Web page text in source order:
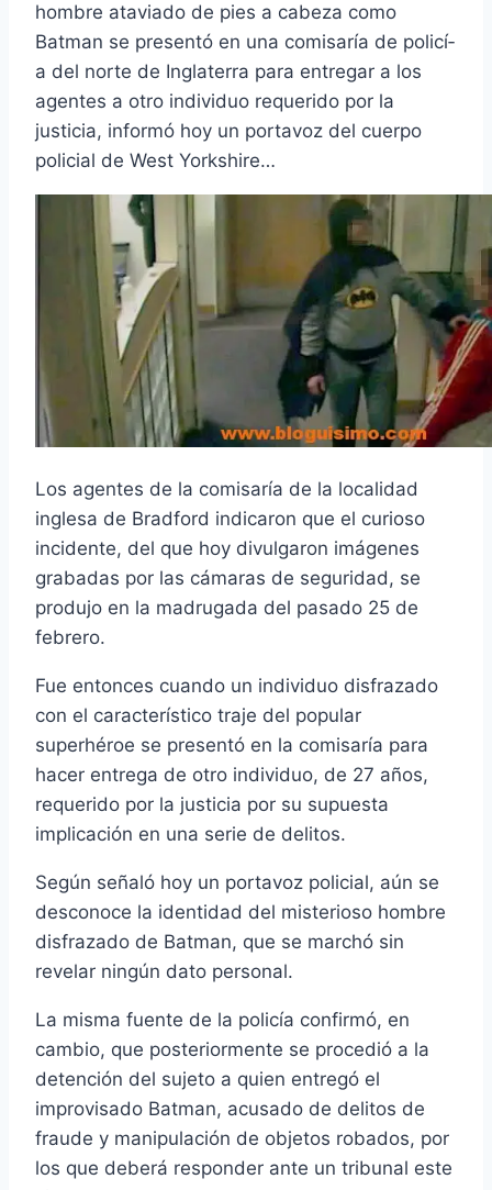
hombre ataviado de pies a cabeza como
Batman se presentó en una comisarí­a de policí­
a del norte de Inglaterra para entregar a los
agentes a otro individuo requerido por la
justicia, informó hoy un portavoz del cuerpo
policial de West Yorkshire…
Los agentes de la comisarí­a de la localidad
inglesa de Bradford indicaron que el curioso
incidente, del que hoy divulgaron imágenes
grabadas por las cámaras de seguridad, se
produjo en la madrugada del pasado 25 de
febrero.
Fue entonces cuando un individuo disfrazado
con el caracterí­stico traje del popular
superhéroe se presentó en la comisarí­a para
hacer entrega de otro individuo, de 27 años,
requerido por la justicia por su supuesta
implicación en una serie de delitos.
Según señaló hoy un portavoz policial, aún se
desconoce la identidad del misterioso hombre
disfrazado de Batman, que se marchó sin
revelar ningún dato personal.
La misma fuente de la policí­a confirmó, en
cambio, que posteriormente se procedió a la
detención del sujeto a quien entregó el
improvisado Batman, acusado de delitos de
fraude y manipulación de objetos robados, por
los que deberá responder ante un tribunal este